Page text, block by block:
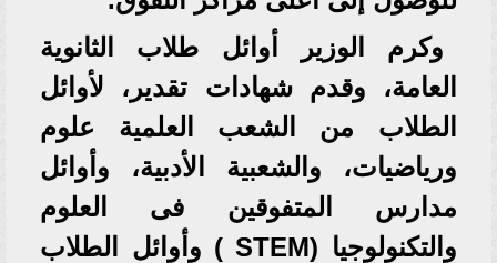
وكرم الوزير أوائل طلاب الثانوية
العامة، وقدم شهادات تقدير، لأوائل
الطلاب من الشعب العلمية علوم
ورياضيات، والشعبية الأدبية، وأوائل
مدارس المتفوقين فى العلوم
والتكنولوجيا (STEM ) وأوائل الطلاب